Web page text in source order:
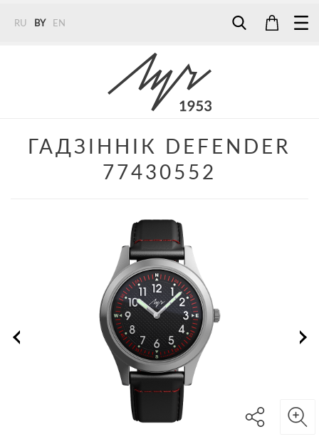
RU BY EN
+375 (29) 272 51 56
ГАДЗІННІК DEFENDER
77430552